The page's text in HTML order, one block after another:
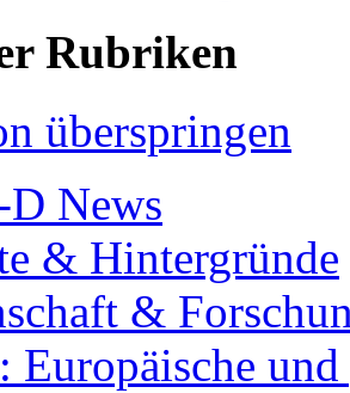
Rubriken
überspringen
News
& Hintergründe
&
Europäische